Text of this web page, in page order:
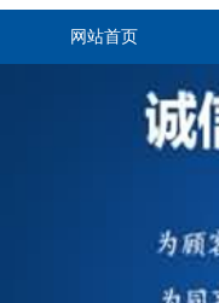
网站首页